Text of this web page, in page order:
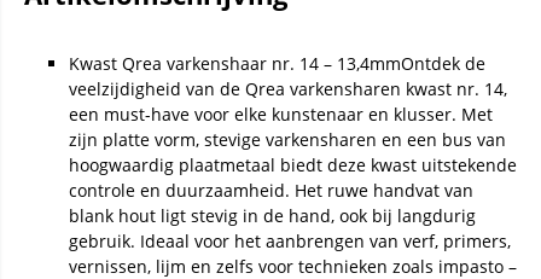
Kwast Qrea varkenshaar nr. 14 – 13,4mmOntdek de
veelzijdigheid van de Qrea varkensharen kwast nr. 14,
een must-have voor elke kunstenaar en klusser. Met
zijn platte vorm, stevige varkensharen en een bus van
hoogwaardig plaatmetaal biedt deze kwast uitstekende
controle en duurzaamheid. Het ruwe handvat van
blank hout ligt stevig in de hand, ook bij langdurig
gebruik. Ideaal voor het aanbrengen van verf, primers,
vernissen, lijm en zelfs voor technieken zoals impasto –